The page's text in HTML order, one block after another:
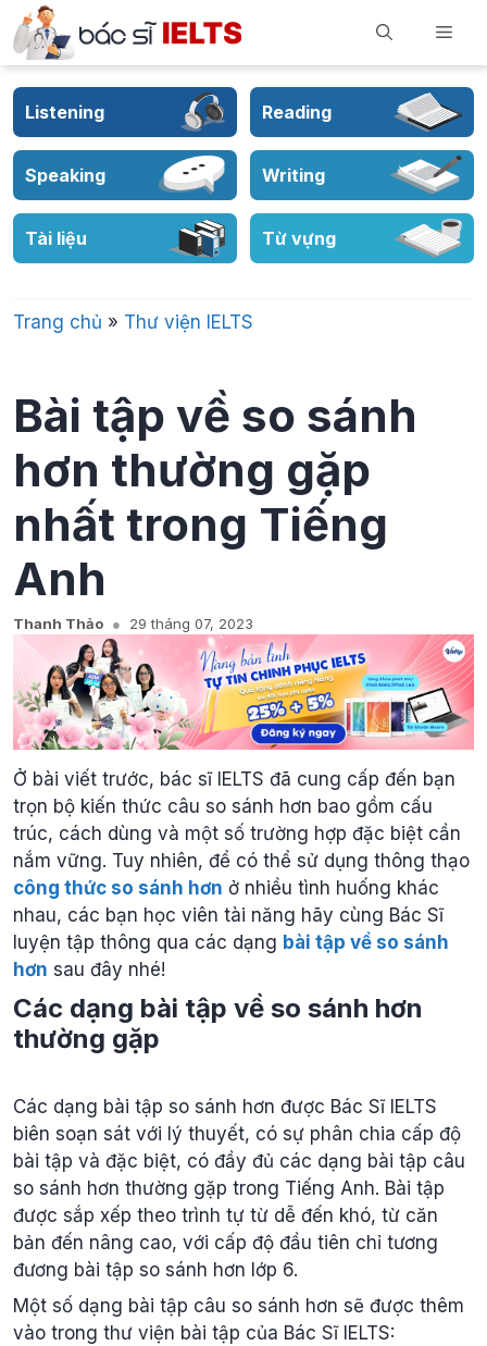
Skip
to
content
Listening Reading
Speaking Writing
Tài liệu Từ vựng
Trang chủ » Thư viện IELTS
Bài tập về so sánh
hơn thường gặp
nhất trong Tiếng
Anh
Thanh Thảo 29 tháng 07, 2023
Ở bài viết trước, bác sĩ IELTS đã cung cấp đến bạn
trọn bộ kiến thức câu so sánh hơn bao gồm cấu
trúc, cách dùng và một số trường hợp đặc biệt cần
nắm vững. Tuy nhiên, để có thể sử dụng thông thạo
công thức so sánh hơn ở nhiều tình huống khác
nhau, các bạn học viên tài năng hãy cùng Bác Sĩ
luyện tập thông qua các dạng bài tập về so sánh
hơn sau đây nhé!
Các dạng bài tập về so sánh hơn
thường gặp
Các dạng bài tập so sánh hơn được Bác Sĩ IELTS
biên soạn sát với lý thuyết, có sự phân chia cấp độ
bài tập và đặc biệt, có đầy đủ các dạng bài tập câu
so sánh hơn thường gặp trong Tiếng Anh. Bài tập
được sắp xếp theo trình tự từ dễ đến khó, từ căn
bản đến nâng cao, với cấp độ đầu tiên chỉ tương
đương bài tập so sánh hơn lớp 6.
Một số dạng bài tập câu so sánh hơn sẽ được thêm
vào trong thư viện bài tập của Bác Sĩ IELTS: